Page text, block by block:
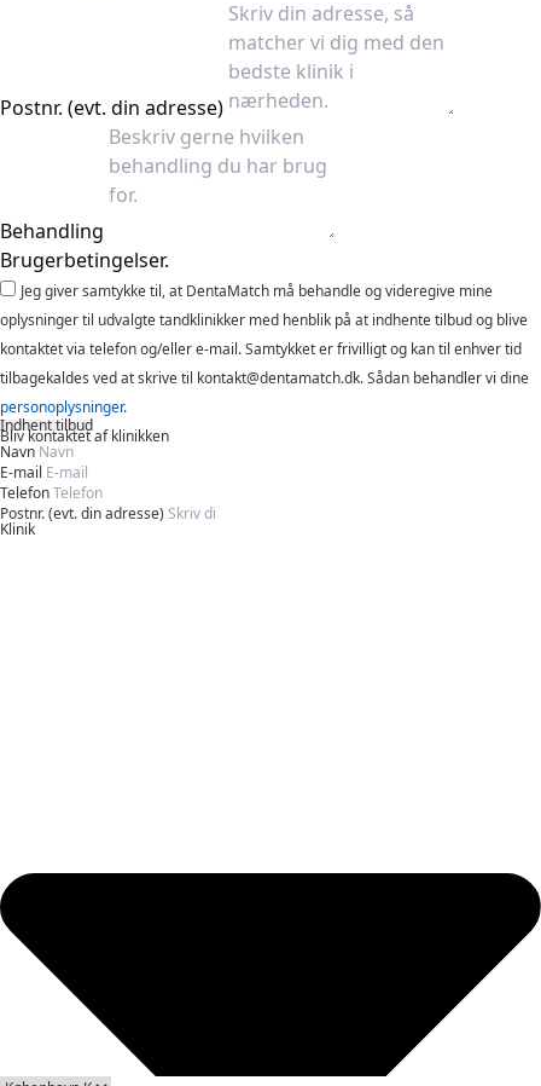
Postnr. (evt. din adresse)
Behandling
Brugerbetingelser.
Jeg giver samtykke til, at DentaMatch må behandle og videregive mine
oplysninger til udvalgte tandklinikker med henblik på at indhente tilbud og blive
kontaktet via telefon og/eller e-mail. Samtykket er frivilligt og kan til enhver tid
tilbagekaldes ved at skrive til kontakt@dentamatch.dk. Sådan behandler vi dine
personoplysninger.
Indhent tilbud
Bliv kontaktet af klinikken
Navn
E-mail
Telefon
Postnr. (evt. din adresse)
Klinik